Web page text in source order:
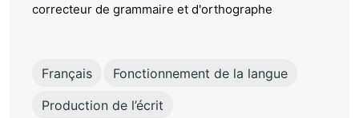
correcteur de grammaire et d'orthographe
Français
Fonctionnement de la langue
Production de l’écrit